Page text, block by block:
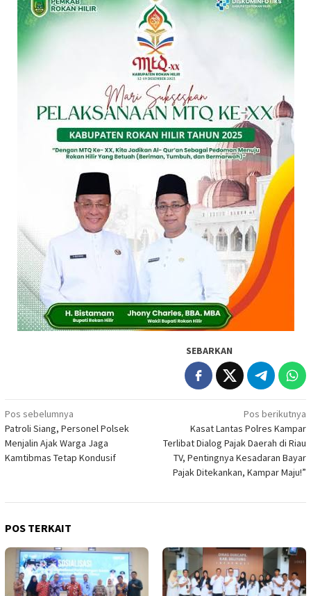
SEBARKAN
Navigasi
pos
Pos sebelumnya
Patroli Siang, Personel Polsek
Menjalin Ajak Warga Jaga
Kamtibmas Tetap Kondusif
Pos berikutnya
Kasat Lantas Polres Kampar
Terlibat Dialog Pajak Daerah di Riau
TV, Pentingnya Kesadaran Bayar
Pajak Ditekankan, Kampar Maju!”
POS TERKAIT